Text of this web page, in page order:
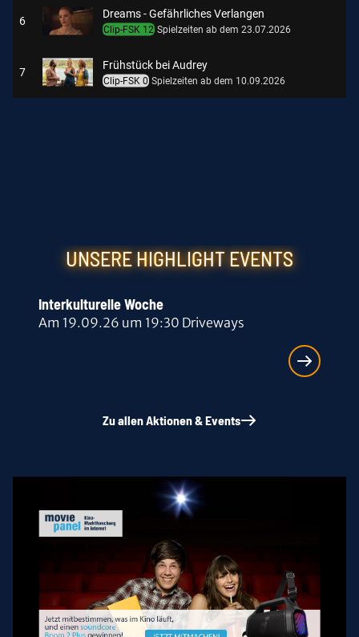
6
Dreams - Gefährliches Verlangen
Clip-FSK 12 Spielzeiten ab dem 23.07.2026
7
Frühstück bei Audrey
Clip-FSK 0 Spielzeiten ab dem 10.09.2026
Die Möllner Briefe
UNSERE HIGHLIGHT EVENTS
Interkulturelle Woche
Am 19.09.26 um 19:30 Driveways
Zu allen Aktionen & Events